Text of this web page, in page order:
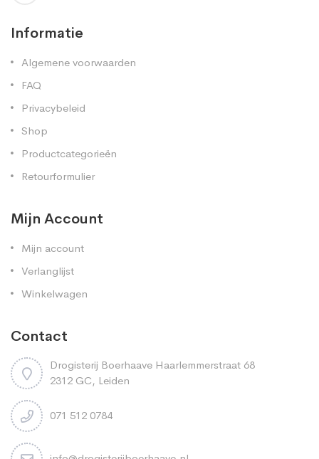
Informatie
Algemene voorwaarden
FAQ
Privacybeleid
Shop
Productcategorieën
Retourformulier
Mijn Account
Mijn account
Verlanglijst
Winkelwagen
Contact
Drogisterij Boerhaave Haarlemmerstraat 68
2312 GC, Leiden
071 512 0784